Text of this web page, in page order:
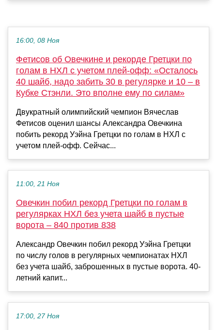
16:00, 08 Ноя
Фетисов об Овечкине и рекорде Гретцки по
голам в НХЛ с учетом плей-офф: «Осталось
40 шайб, надо забить 30 в регулярке и 10 – в
Кубке Стэнли. Это вполне ему по силам»
Двукратный олимпийский чемпион Вячеслав
Фетисов оценил шансы Александра Овечкина
побить рекорд Уэйна Гретцки по голам в НХЛ с
учетом плей-офф. Сейчас...
11:00, 21 Ноя
Овечкин побил рекорд Гретцки по голам в
регулярках НХЛ без учета шайб в пустые
ворота – 840 против 838
Александр Овечкин побил рекорд Уэйна Гретцки
по числу голов в регулярных чемпионатах НХЛ
без учета шайб, заброшенных в пустые ворота. 40-
летний капит...
17:00, 27 Ноя